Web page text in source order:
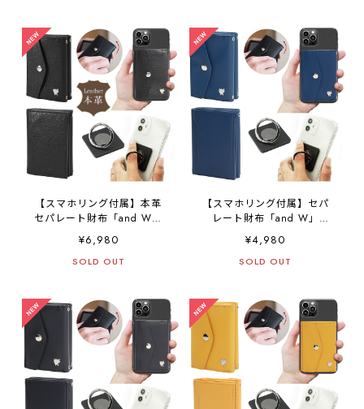
極薄 コンパクト コンパクト
財布 ミニ財布 SANBASHI
【スマホリング付属】本革
セパレート財布「and W」
separate 財布 スマホショル
ダー ミニマム ミニマル 三
つ折り財布 スマホ財布 本革
Android カード収納 小銭入
れ 大容量 極薄 コンパクト
高級 コンパクト財布 ミニ財
布 SANBASHI （牛皮・ブラ
¥6,980
SOLD OUT
【スマホリング付属】セパ
レート財布「and W」
separate 財布 スマホショル
ダー ミニマム ミニマル 三
つ折り財布 スマホ財布 レザ
Android カード収納 小銭入
れ 大容量 極薄 コンパクト
高級 コンパクト財布 ミニ財
布 SANBASHI （PU・ネイ
¥4,980
SOLD OUT